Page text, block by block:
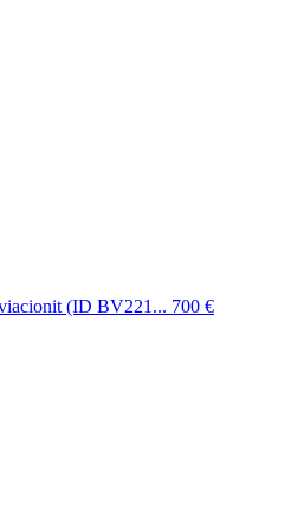
(ID BV221... 700 €